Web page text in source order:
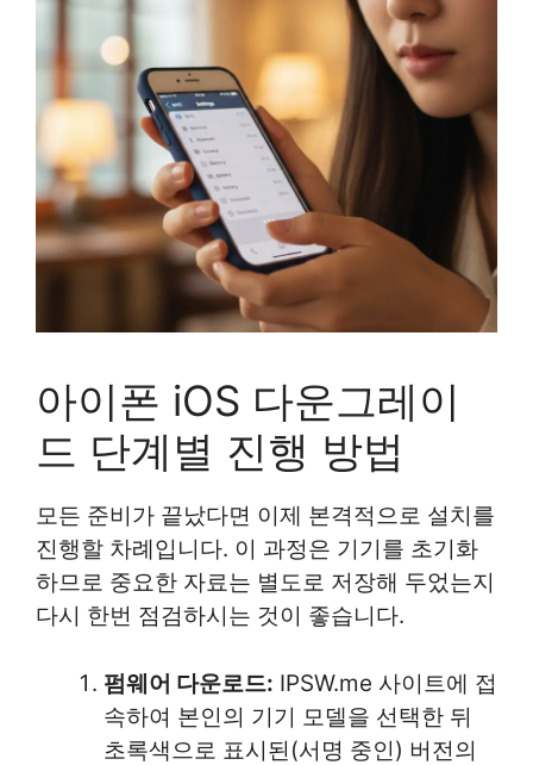
아이폰 iOS 다운그레이
드 단계별 진행 방법
모든 준비가 끝났다면 이제 본격적으로 설치를
진행할 차례입니다. 이 과정은 기기를 초기화
하므로 중요한 자료는 별도로 저장해 두었는지
다시 한번 점검하시는 것이 좋습니다.
펌웨어 다운로드: IPSW.me 사이트에 접
속하여 본인의 기기 모델을 선택한 뒤
초록색으로 표시된(서명 중인) 버전의